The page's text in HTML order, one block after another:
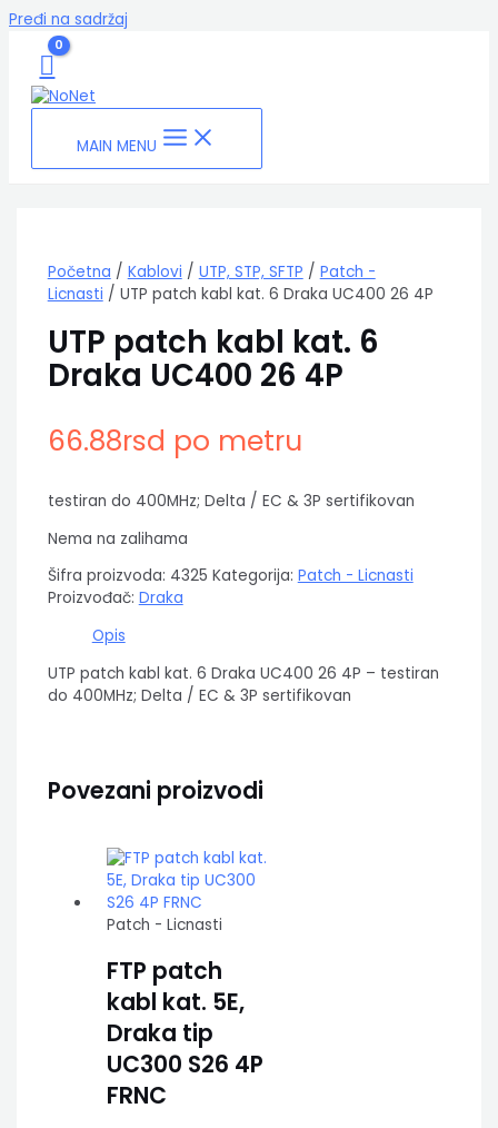
Pređi na sadržaj
MAIN MENU
Početna / Kablovi / UTP, STP, SFTP / Patch -
Licnasti / UTP patch kabl kat. 6 Draka UC400 26 4P
UTP patch kabl kat. 6
Draka UC400 26 4P
66.88rsd po metru
testiran do 400MHz; Delta / EC & 3P sertifikovan
Nema na zalihama
Šifra proizvoda: 4325 Kategorija: Patch - Licnasti
Proizvođač: Draka
Opis
UTP patch kabl kat. 6 Draka UC400 26 4P – testiran
do 400MHz; Delta / EC & 3P sertifikovan
Povezani proizvodi
Patch - Licnasti
FTP patch
kabl kat. 5E,
Draka tip
UC300 S26 4P
FRNC